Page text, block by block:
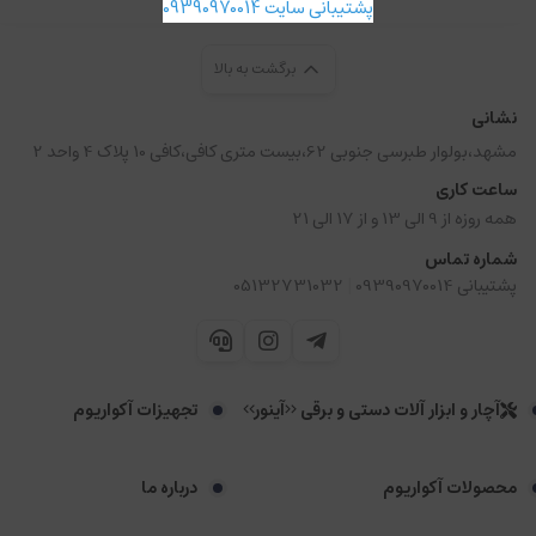
برگشت به بالا
نشانی
مشهد،بولوار طبرسی جنوبی 62،بیست متری کافی،کافی 10 پلاک 4 واحد 2
ساعت کاری
همه روزه از 9 الی 13 و از 17 الی 21
شماره تماس
پشتیبانی 09390970014
05132731032
آچار و ابزار آلات دستی و برقی <<آینور>> تجهیزات آکواریوم
محصولات آکواریوم درباره ما
پشتیبانی سایت 09390970014